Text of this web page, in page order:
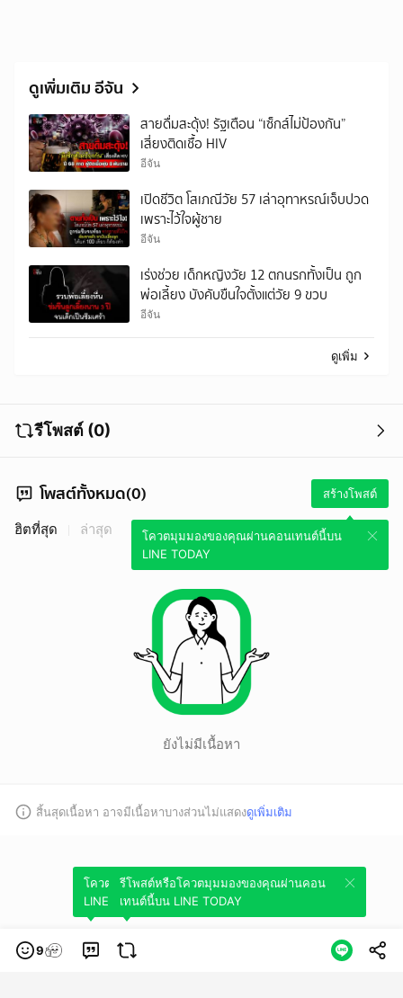
ดูเพิ่มเติม อีจัน
สายดื่มสะดุ้ง! รัฐเตือน “เซ็กส์ไม่ป้องกัน”
เสี่ยงติดเชื้อ HIV
อีจัน
เปิดชีวิต โสเภณีวัย 57 เล่าอุทาหรณ์เจ็บปวด
เพราะไว้ใจผู้ชาย
อีจัน
เร่งช่วย เด็กหญิงวัย 12 ตกนรกทั้งเป็น ถูก
พ่อเลี้ยง บังคับขืนใจตั้งแต่วัย 9 ขวบ
อีจัน
ดูเพิ่ม
รีโพสต์ (0)
โพสต์ทั้งหมด(0) สร้างโพสต์
โควตมุมมองของคุณผ่านคอนเทนต์นี้บน
LINE TODAY
ฮิตที่สุด ล่าสุด
ยังไม่มีเนื้อหา
สิ้นสุดเนื้อหา อาจมีเนื้อหาบางส่วนไม่แสดงดูเพิ่มเติม
9
โควตมุมมองของคุณผ่านคอนเทนต์นี้บน
LINE TODAY
รีโพสต์หรือโควตมุมมองของคุณผ่านคอน
เทนต์นี้บน LINE TODAY